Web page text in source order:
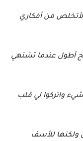
لأتخلص من أفكاري
أطول عندما تشتهي
واتركوا لي قلب
ولكنها للأسف